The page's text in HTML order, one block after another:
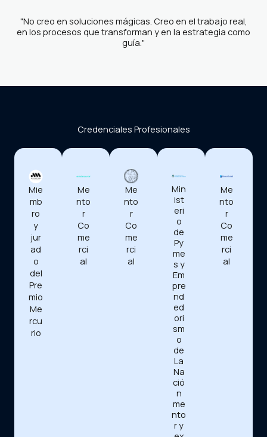
"No creo en soluciones mágicas. Creo en el trabajo real,
en los procesos que transforman y en la estrategia como
guía."
Credenciales Profesionales
Mie
mb
ro
y
jur
ad
o
del
Pre
mio
Me
rcu
rio
Me
nto
r
Co
me
rci
al
Me
nto
r
Co
me
rci
al
Min
ist
eri
o
de
Py
me
s y
Em
pre
nd
ed
ori
sm
o
de
La
Na
ció
n
me
nto
r y
Me
nto
r
Co
me
rci
al